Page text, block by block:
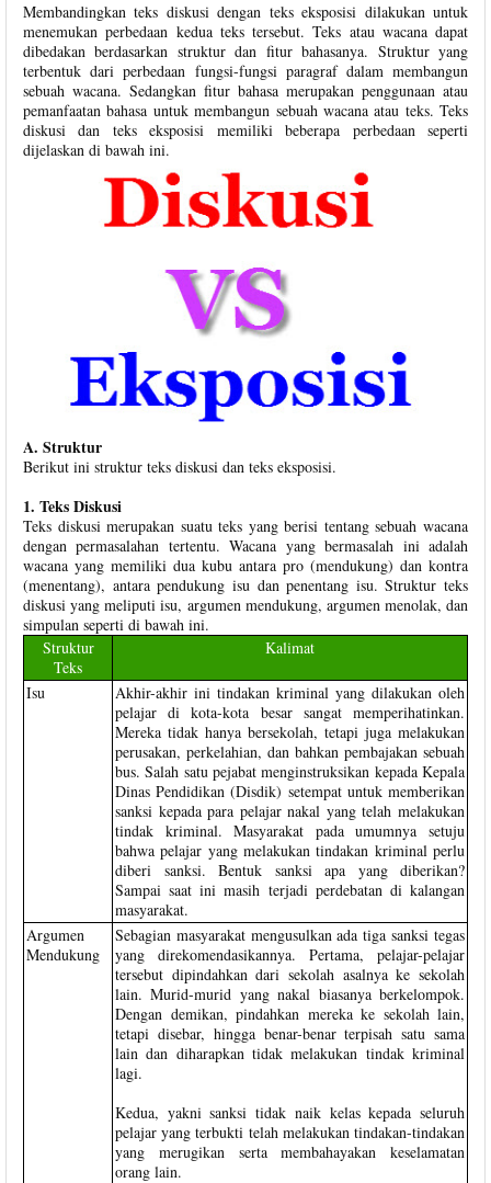
Membandingkan teks diskusi dengan teks eksposisi dilakukan untuk
menemukan perbedaan kedua teks tersebut. Teks atau wacana dapat
dibedakan berdasarkan struktur dan fitur bahasanya. Struktur yang
terbentuk dari perbedaan fungsi-fungsi paragraf dalam membangun
sebuah wacana. Sedangkan fitur bahasa merupakan penggunaan atau
pemanfaatan bahasa untuk membangun sebuah wacana atau teks. Teks
diskusi dan teks eksposisi memiliki beberapa perbedaan seperti
dijelaskan di bawah ini.
A. Struktur
Berikut ini struktur teks diskusi dan teks eksposisi.
1. Teks Diskusi
Teks diskusi merupakan suatu teks yang berisi tentang sebuah wacana
dengan permasalahan tertentu. Wacana yang bermasalah ini adalah
wacana yang memiliki dua kubu antara pro (mendukung) dan kontra
(menentang), antara pendukung isu dan penentang isu. Struktur teks
diskusi yang meliputi isu, argumen mendukung, argumen menolak, dan
simpulan seperti di bawah ini.
Struktur
Teks
Kalimat
Isu
Akhir-akhir ini tindakan kriminal yang dilakukan oleh
pelajar di kota-kota besar sangat memperihatinkan.
Mereka tidak hanya bersekolah, tetapi juga melakukan
perusakan, perkelahian, dan bahkan pembajakan sebuah
bus. Salah satu pejabat menginstruksikan kepada Kepala
Dinas Pendidikan (Disdik) setempat untuk memberikan
sanksi kepada para pelajar nakal yang telah melakukan
tindak kriminal. Masyarakat pada umumnya setuju
bahwa pelajar yang melakukan tindakan kriminal perlu
diberi sanksi. Bentuk sanksi apa yang diberikan?
Sampai saat ini masih terjadi perdebatan di kalangan
masyarakat.
Argumen
Mendukung
Sebagian masyarakat mengusulkan ada tiga sanksi tegas
yang direkomendasikannya. Pertama, pelajar-pelajar
tersebut dipindahkan dari sekolah asalnya ke sekolah
lain. Murid-murid yang nakal biasanya berkelompok.
Dengan demikan, pindahkan mereka ke sekolah lain,
tetapi disebar, hingga benar-benar terpisah satu sama
lain dan diharapkan tidak melakukan tindak kriminal
lagi.
Kedua, yakni sanksi tidak naik kelas kepada seluruh
pelajar yang terbukti telah melakukan tindakan-tindakan
yang merugikan serta membahayakan keselamatan
orang lain.